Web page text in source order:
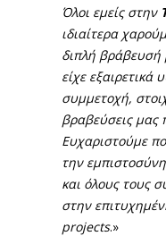
Όλοι εμείς στην
ιδιαίτερα
διπλή βράβευσή
είχε εξαιρετικά
συμμετοχή,
βραβεύσεις μας
Ευχαριστούμε
την
και όλους τους
στην
projects.»